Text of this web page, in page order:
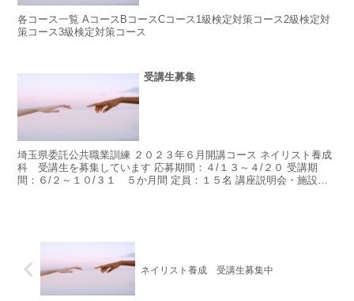
各コース一覧 AコースBコースCコース1級検定対策コース2級検定対
策コース3級検定対策コース
受講生募集
埼玉県委託公共職業訓練 ２０２３年６月開講コース ネイリスト養成
科 受講生を募集しています 応募期間：４/１３～４/２０ 受講期
間：６/２～１０/３１ ５か月間 定員：１５名 講座説明会・施設見
ネイリスト養成 受講生募集中